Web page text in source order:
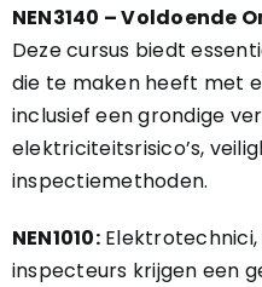
NEN3140 – Voldoende
Deze cursus biedt
die te maken heeft met
inclusief een grondige
elektriciteitsrisico’s,
inspectiemethoden.
NEN1010:
inspecteurs krijgen een